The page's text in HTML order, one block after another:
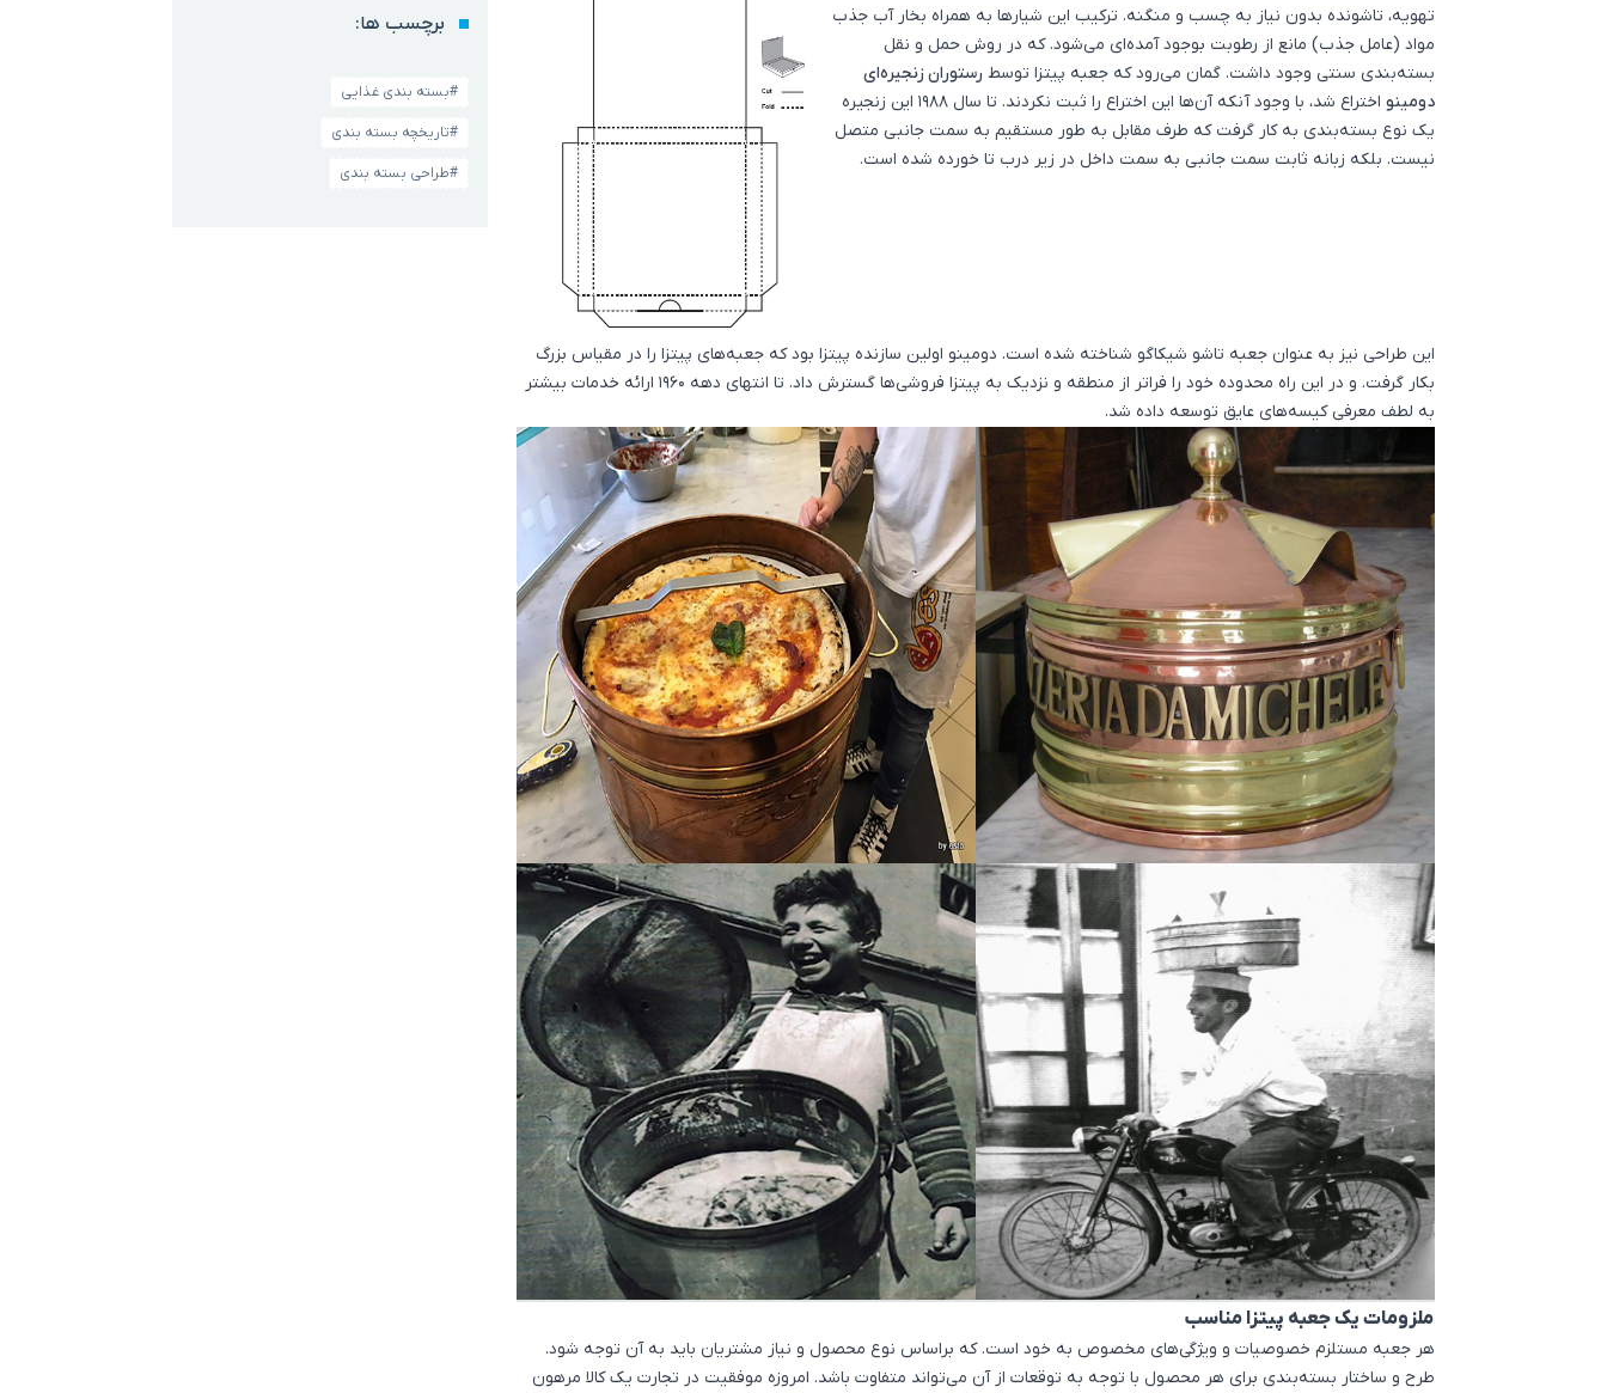
تهویه، تاشونده بدون نیاز به چسب و منگنه. ترکیب این شیارها به همراه بخار آب جذب
مواد (عامل جذب) مانع از رطوبت بوجود آمده‌ای می‌شود. که در روش حمل و نقل
بسته‌بندی سنتی وجود داشت. گمان می‌رود که جعبه پیتزا توسط رستوران زنجیره‌ای
دومینو
اختراع شد، با وجود آنکه آن‌ها این اختراع را ثبت نکردند. تا سال 1988 این زنجیره
یک نوع بسته‌بندی به کار گرفت که طرف مقابل به طور مستقیم به سمت جانبی متصل
نیست. بلکه زبانه ثابت سمت جانبی به سمت داخل در زیر درب تا خورده شده است.
این طراحی نیز به عنوان جعبه تاشو شیکاگو شناخته شده است. دومینو اولین سازنده پیتزا بود که جعبه‌های پیتزا را در مقیاس بزرگ
بکار گرفت. و در این راه محدوده خود را فراتر از منطقه و نزدیک به پیتزا فروشی‌ها گسترش داد. تا انتهای دهه 1960 ارائه خدمات بیشتر
به لطف معرفی کیسه‌های عایق توسعه داده شد.
ملزومات یک جعبه پیتزا مناسب
هر جعبه مستلزم خصوصیات و ویژگی‌های مخصوص به خود است. که براساس نوع محصول و نیاز مشتریان باید به آن توجه شود.
طرح و ساختار بسته‌بندی برای هر محصول با توجه به توقعات از آن می‌تواند متفاوت باشد. امروزه موفقیت در تجارت یک کالا مرهون
اشتراک گذاری در
برچسب ها:
#بسته بندی غذایی
#تاریخچه بسته بندی
#طراحی بسته بندی